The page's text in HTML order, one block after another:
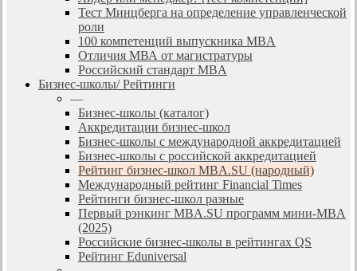
Тест Минцберга на определение управленческой
роли
100 компетенций выпускника MBA
Отличия МВА от магистратуры
Российский стандарт MBA
Бизнес-школы/ Рейтинги
—
Бизнес-школы (каталог)
Аккредитации бизнес-школ
Бизнес-школы с международной аккредитацией
Бизнес-школы с российской аккредитацией
Рейтинг бизнес-школ MBA.SU (народный)
Международный рейтинг Financial Times
Рейтинги бизнес-школ разные
Первый рэнкинг MBA.SU программ мини-MBA
(2025)
Российские бизнес-школы в рейтингах QS
Рейтинг Eduniversal